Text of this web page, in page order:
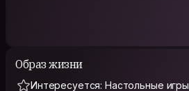
Образ жизни
Интересуется: Настольные игры